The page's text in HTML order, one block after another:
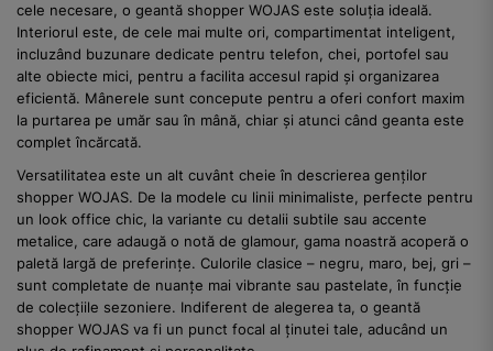
cele necesare, o geantă shopper WOJAS este soluția ideală.
Interiorul este, de cele mai multe ori, compartimentat inteligent,
incluzând buzunare dedicate pentru telefon, chei, portofel sau
alte obiecte mici, pentru a facilita accesul rapid și organizarea
eficientă. Mânerele sunt concepute pentru a oferi confort maxim
la purtarea pe umăr sau în mână, chiar și atunci când geanta este
complet încărcată.
Versatilitatea este un alt cuvânt cheie în descrierea genților
shopper WOJAS. De la modele cu linii minimaliste, perfecte pentru
un look office chic, la variante cu detalii subtile sau accente
metalice, care adaugă o notă de glamour, gama noastră acoperă o
paletă largă de preferințe. Culorile clasice – negru, maro, bej, gri –
sunt completate de nuanțe mai vibrante sau pastelate, în funcție
de colecțiile sezoniere. Indiferent de alegerea ta, o geantă
shopper WOJAS va fi un punct focal al ținutei tale, aducând un